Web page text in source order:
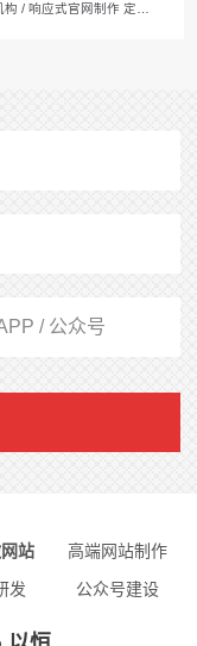
站
高端网站制作
发 公众号建设